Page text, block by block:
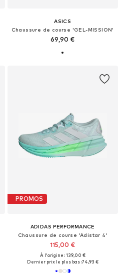
ASICS
Chaussure de course 'GEL-MISSION'
69,90 €
PROMOS
ADIDAS PERFORMANCE
Chaussure de course 'Adistar 4'
115,00 €
À l'origine : 139,00 €
Dernier prix le plus bas :74,93 €